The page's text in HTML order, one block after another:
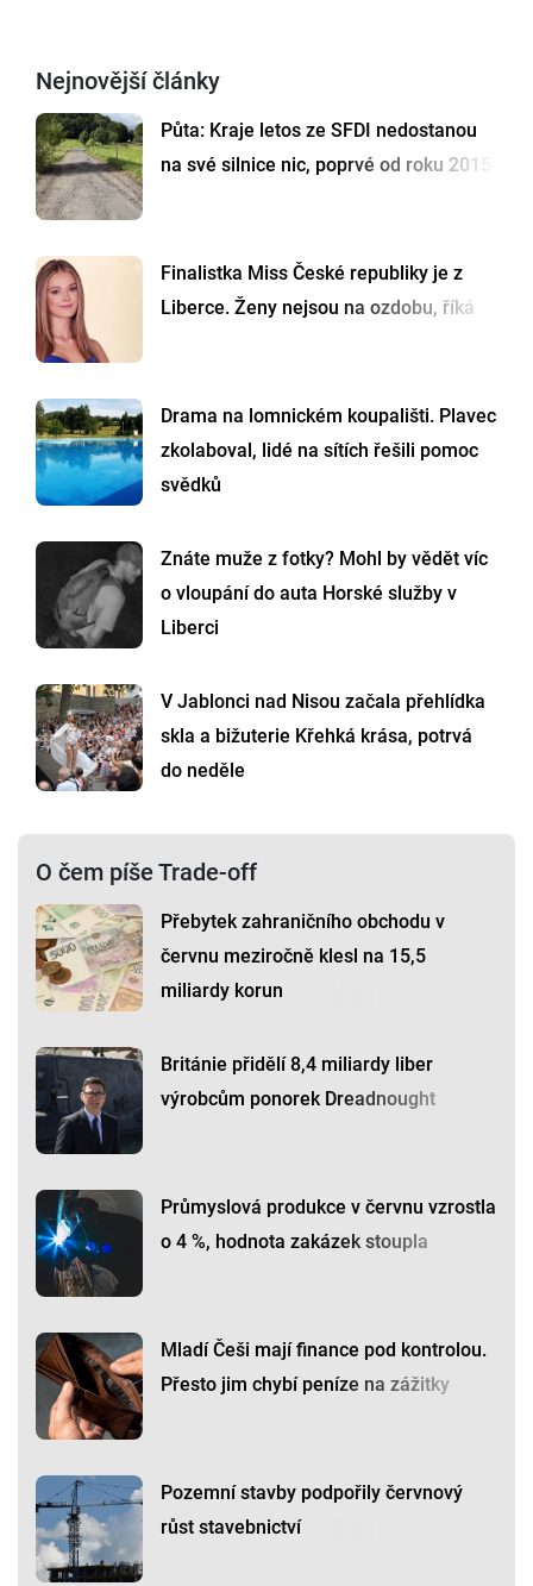
Nejnovější články
Půta: Kraje letos ze SFDI nedostanou
na své silnice nic, poprvé od roku 2015
Finalistka Miss České republiky je z
Liberce. Ženy nejsou na ozdobu, říká
Drama na lomnickém koupališti. Plavec
zkolaboval, lidé na sítích řešili pomoc
svědků
Znáte muže z fotky? Mohl by vědět víc
o vloupání do auta Horské služby v
Liberci
V Jablonci nad Nisou začala přehlídka
skla a bižuterie Křehká krása, potrvá
do neděle
O čem píše Trade-off
Přebytek zahraničního obchodu v
červnu meziročně klesl na 15,5
miliardy korun
Británie přidělí 8,4 miliardy liber
výrobcům ponorek Dreadnought
Průmyslová produkce v červnu vzrostla
o 4 %, hodnota zakázek stoupla
Mladí Češi mají finance pod kontrolou.
Přesto jim chybí peníze na zážitky
Pozemní stavby podpořily červnový
růst stavebnictví